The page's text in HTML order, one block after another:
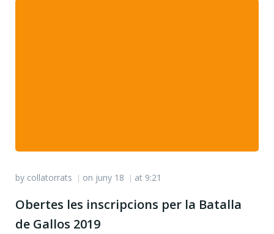
by collatorrats | on juny 18 | at 9:21
Obertes les inscripcions per la Batalla
de Gallos 2019